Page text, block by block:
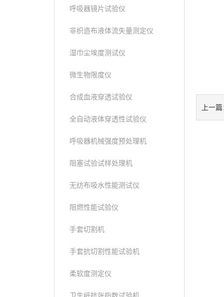
呼吸器镜片试验仪
非织造布液体流失量测定仪
湿巾尘埃度测试仪
微生物限度仪
合成血液穿透试验仪
全自动液体穿透性试验仪
呼吸器机械强度预处理机
阻塞试验试样处理机
无纺布吸水性能测试仪
阻燃性能试验仪
手套切割机
手套抗切割性能试验机
柔软度测定仪
上一